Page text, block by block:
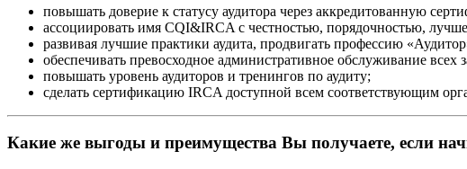
повышать доверие к статусу аудитора через аккредитованную
ассоциировать имя CQI&IRCA с честностью, порядочностью,
развивая лучшие практики аудита, продвигать профессию
обеспечивать превосходное административное обслуживание всех
повышать уровень аудиторов и тренингов по аудиту;
сделать сертификацию IRCA доступной всем соответствующим
Какие же выгоды и преимущества Вы получаете, если